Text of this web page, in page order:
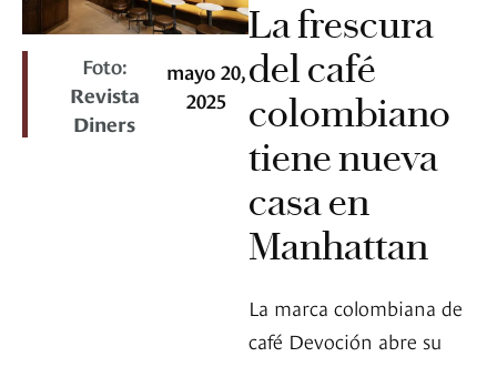
Foto:
Revista
Diners
mayo 20,
2025
La frescura
del café
colombiano
tiene nueva
casa en
Manhattan
La marca colombiana de
café Devoción abre su